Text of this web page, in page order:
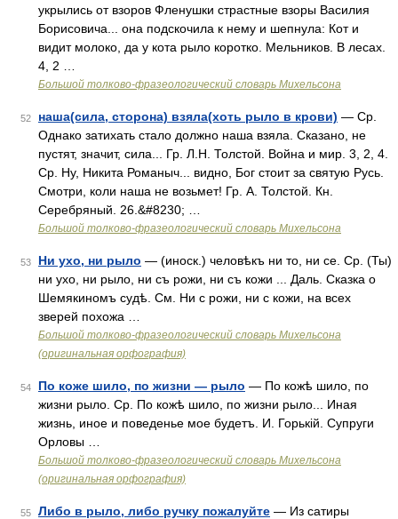
укрылись от взоров Фленушки страстные взоры Василия
Борисовича... она подскочила к нему и шепнула: Кот и
видит молоко, да у кота рыло коротко. Мельников. В лесах.
4, 2 …
Большой толково-фразеологический словарь Михельсона
52 наша(сила, сторона) взяла(хоть рыло в крови) — Ср.
Однако затихать стало должно наша взяла. Сказано, не
пустят, значит, сила... Гр. Л.Н. Толстой. Война и мир. 3, 2, 4.
Ср. Ну, Никита Романыч... видно, Бог стоит за святую Русь.
Смотри, коли наша не возьмет! Гр. А. Толстой. Кн.
Серебряный. 26.&#8230; …
Большой толково-фразеологический словарь Михельсона
53 Ни ухо, ни рыло — (иноск.) человѣкъ ни то, ни се. Ср. (Ты)
ни ухо, ни рыло, ни съ рожи, ни съ кожи ... Даль. Сказка о
Шемякиномъ судѣ. См. Ни с рожи, ни с кожи, на всех
зверей похожа …
Большой толково-фразеологический словарь Михельсона
(оригинальная орфография)
54 По коже шило, по жизни — рыло — По кожѣ шило, по
жизни рыло. Ср. По кожѣ шило, по жизни рыло... Иная
жизнь, иное и поведенье мое будетъ. И. Горькій. Супруги
Орловы …
Большой толково-фразеологический словарь Михельсона
(оригинальная орфография)
55 Либо в рыло, либо ручку пожалуйте — Из сатиры